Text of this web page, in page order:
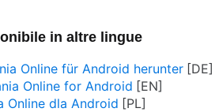
in altre lingue
Online für Android herunter
Online for Android
Online dla Android